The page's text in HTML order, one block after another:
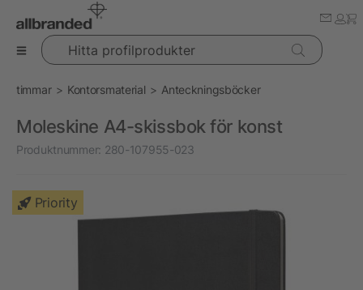
Hitta profilprodukter
timmar Kontorsmaterial Anteckningsböcker
Moleskine A4-skissbok för konst
Produktnummer: 280-107955-023
Priority